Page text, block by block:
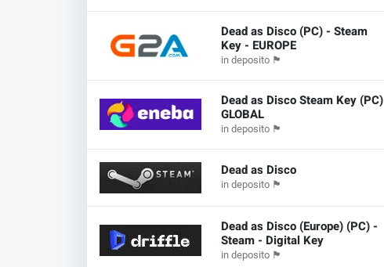
Dead as Disco (PC) - Steam
Key - EUROPE
in deposito 🏴
Dead as Disco Steam Key (PC)
GLOBAL
in deposito 🏴
Dead as Disco
in deposito 🏴
Dead as Disco (Europe) (PC) -
Steam - Digital Key
in deposito 🏴